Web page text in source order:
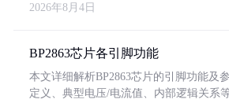
2026年8月4日
BP2863芯片各引脚功能
本文详细解析BP2863芯片的引脚功能及
定义、典型电压/电流值、内部逻辑关系